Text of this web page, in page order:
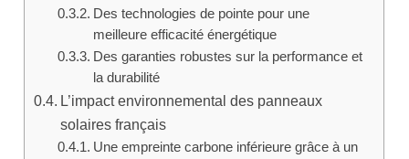
Des technologies de pointe pour une
meilleure efficacité énergétique
Des garanties robustes sur la performance et
la durabilité
L’impact environnemental des panneaux
solaires français
Une empreinte carbone inférieure grâce à un